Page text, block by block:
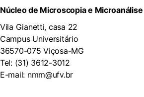
Núcleo de Microscopia e Microanálise
Vila Gianetti, casa 22
Campus Universitário
36570-075 Viçosa-MG
Tel: (31) 3612-3012
E-mail: nmm@ufv.br